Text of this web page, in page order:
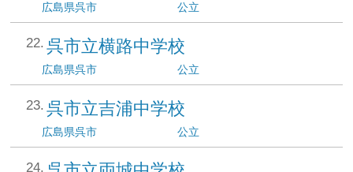
広島県呉市 公立
呉市立横路中学校
広島県呉市 公立
呉市立吉浦中学校
広島県呉市 公立